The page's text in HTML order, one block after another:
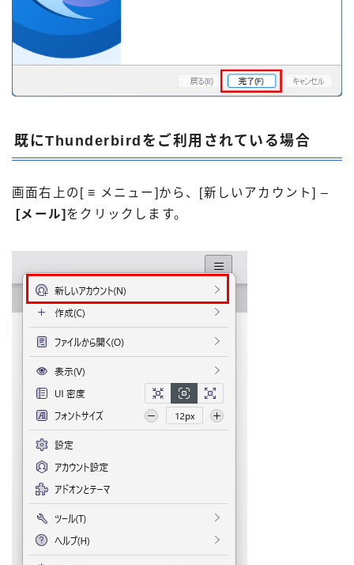
既にThunderbirdをご利用されている場合
画面右上の[ ≡ メニュー]から、[新しいアカウント] –
[メール] をクリックします。